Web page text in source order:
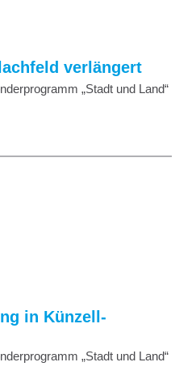
verlängert
„Stadt und Land“
in Künzell-
„Stadt und Land“